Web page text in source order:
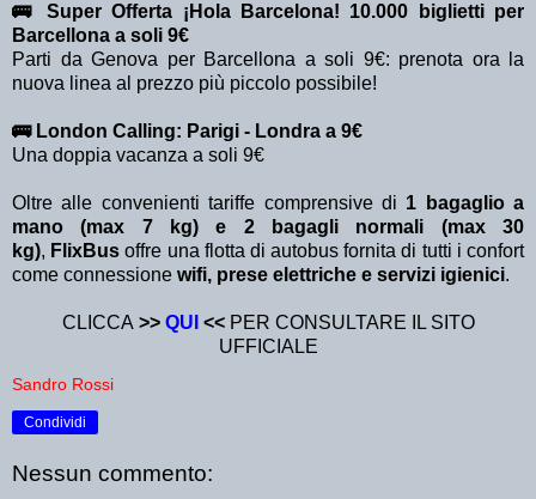
🚌 Super Offerta ¡Hola Barcelona! 10.000 biglietti per
Barcellona a soli 9€
Parti da Genova per Barcellona a soli 9€: prenota ora la
nuova linea al prezzo più piccolo possibile!
🚌 London Calling: Parigi - Londra a 9€
Una doppia vacanza a soli 9€
Oltre alle convenienti tariffe comprensive di 1 bagaglio a
mano (max 7 kg) e 2 bagagli normali (max 30
kg), FlixBusoffre una flotta di autobus fornita di tutti i confort
come connessione wifi, prese elettriche e servizi igienici.
CLICCA >> QUI <<PER CONSULTARE IL SITO
UFFICIALE
Sandro Rossi
Condividi
Nessun commento: